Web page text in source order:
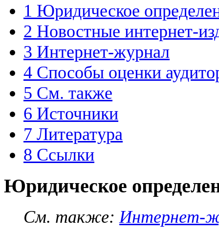
1 Юридическое
2 Новостные интернет-
3 Интернет-журнал
4 Способы оценки
5 См. также
6 Источники
7 Литература
8 Ссылки
Юридическое
См. также:Интернет-